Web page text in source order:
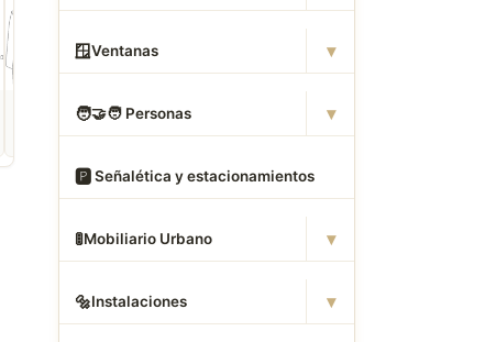
Descargar Abrigos
AutoCAD DWG Gratis –
Descargar Dormitorios
AutoCAD DWG Gratis –
🪟Ventanas ▾
🧑‍🤝‍🧑 Personas ▾
🅿️ Señalética y estacionamientos
🚦Mobiliario Urbano ▾
🔩Instalaciones ▾